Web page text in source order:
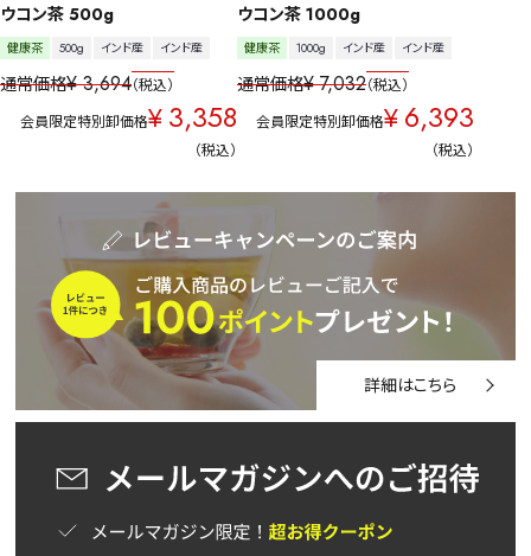
ウコン茶 500g
健康茶 500g インド産 インド産
通常価格¥ 3,694 税込
会員限定特別卸価格¥3,358
税込
ウコン茶 1000g
健康茶 1000g インド産 インド産
通常価格¥ 7,032 税込
会員限定特別卸価格¥6,393
税込
詳細はこちら